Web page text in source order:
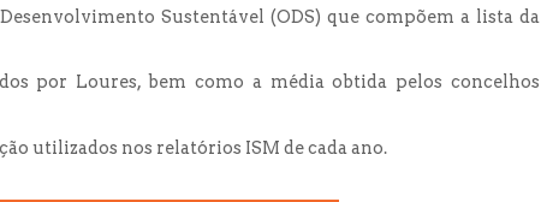
Sustentável (ODS) que compõem a lista da
por Loures, bem como a média obtida pelos concelhos
utilizados nos relatórios ISM de cada ano.